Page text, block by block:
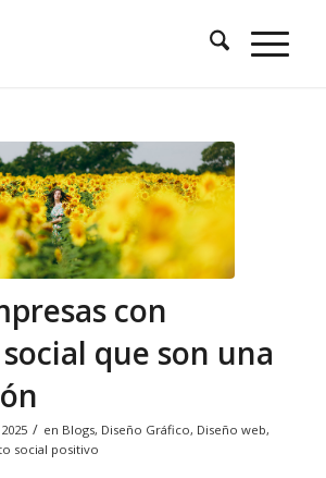
con
que son una
/ en Blogs, Diseño Gráfico, Diseño web,
social positivo